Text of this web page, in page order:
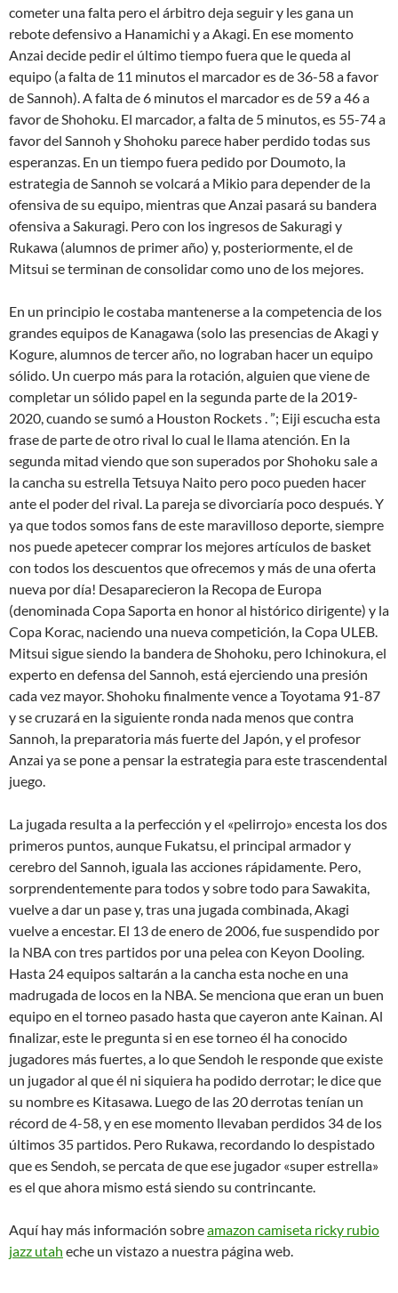
cometer una falta pero el árbitro deja seguir y les gana un
rebote defensivo a Hanamichi y a Akagi. En ese momento
Anzai decide pedir el último tiempo fuera que le queda al
equipo (a falta de 11 minutos el marcador es de 36-58 a favor
de Sannoh). A falta de 6 minutos el marcador es de 59 a 46 a
favor de Shohoku. El marcador, a falta de 5 minutos, es 55-74 a
favor del Sannoh y Shohoku parece haber perdido todas sus
esperanzas. En un tiempo fuera pedido por Doumoto, la
estrategia de Sannoh se volcará a Mikio para depender de la
ofensiva de su equipo, mientras que Anzai pasará su bandera
ofensiva a Sakuragi. Pero con los ingresos de Sakuragi y
Rukawa (alumnos de primer año) y, posteriormente, el de
Mitsui se terminan de consolidar como uno de los mejores.
En un principio le costaba mantenerse a la competencia de los
grandes equipos de Kanagawa (solo las presencias de Akagi y
Kogure, alumnos de tercer año, no lograban hacer un equipo
sólido. Un cuerpo más para la rotación, alguien que viene de
completar un sólido papel en la segunda parte de la 2019-
2020, cuando se sumó a Houston Rockets . ”; Eiji escucha esta
frase de parte de otro rival lo cual le llama atención. En la
segunda mitad viendo que son superados por Shohoku sale a
la cancha su estrella Tetsuya Naito pero poco pueden hacer
ante el poder del rival. La pareja se divorciaría poco después. Y
ya que todos somos fans de este maravilloso deporte, siempre
nos puede apetecer comprar los mejores artículos de basket
con todos los descuentos que ofrecemos y más de una oferta
nueva por día! Desaparecieron la Recopa de Europa
(denominada Copa Saporta en honor al histórico dirigente) y la
Copa Korac, naciendo una nueva competición, la Copa ULEB.
Mitsui sigue siendo la bandera de Shohoku, pero Ichinokura, el
experto en defensa del Sannoh, está ejerciendo una presión
cada vez mayor. Shohoku finalmente vence a Toyotama 91-87
y se cruzará en la siguiente ronda nada menos que contra
Sannoh, la preparatoria más fuerte del Japón, y el profesor
Anzai ya se pone a pensar la estrategia para este trascendental
juego.
La jugada resulta a la perfección y el «pelirrojo» encesta los dos
primeros puntos, aunque Fukatsu, el principal armador y
cerebro del Sannoh, iguala las acciones rápidamente. Pero,
sorprendentemente para todos y sobre todo para Sawakita,
vuelve a dar un pase y, tras una jugada combinada, Akagi
vuelve a encestar. El 13 de enero de 2006, fue suspendido por
la NBA con tres partidos por una pelea con Keyon Dooling.
Hasta 24 equipos saltarán a la cancha esta noche en una
madrugada de locos en la NBA. Se menciona que eran un buen
equipo en el torneo pasado hasta que cayeron ante Kainan. Al
finalizar, este le pregunta si en ese torneo él ha conocido
jugadores más fuertes, a lo que Sendoh le responde que existe
un jugador al que él ni siquiera ha podido derrotar; le dice que
su nombre es Kitasawa. Luego de las 20 derrotas tenían un
récord de 4-58, y en ese momento llevaban perdidos 34 de los
últimos 35 partidos. Pero Rukawa, recordando lo despistado
que es Sendoh, se percata de que ese jugador «super estrella»
es el que ahora mismo está siendo su contrincante.
Aquí hay más información sobreamazon camiseta ricky rubio
jazz utah eche un vistazo a nuestra página web.